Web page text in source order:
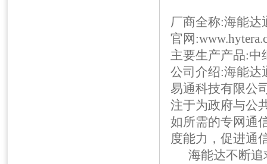
厂商全称:海能达
官网
主要生产产品:中
公司介绍:海能达
易通科技有限公
注于为政府与公
如所需的专网通
度能力，促进通
海能达不断追